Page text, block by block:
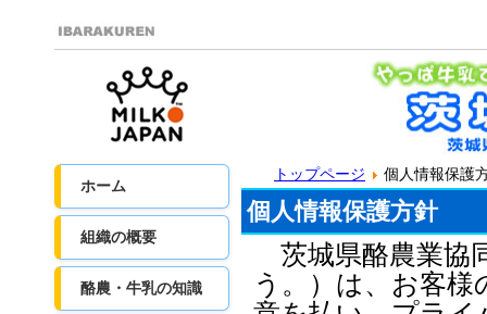
ホーム
組織の概要
酪農・牛乳の知識
トップページ 個人情報保護
個人情報保護方針
茨城県酪農業協
う。）は、お客